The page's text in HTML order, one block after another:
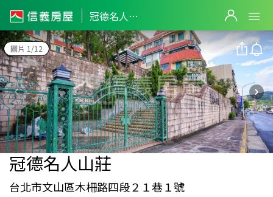
冠德名人山莊
圖片 1/12
冠德名人山莊
台北市文山區木柵路四段２１巷１號